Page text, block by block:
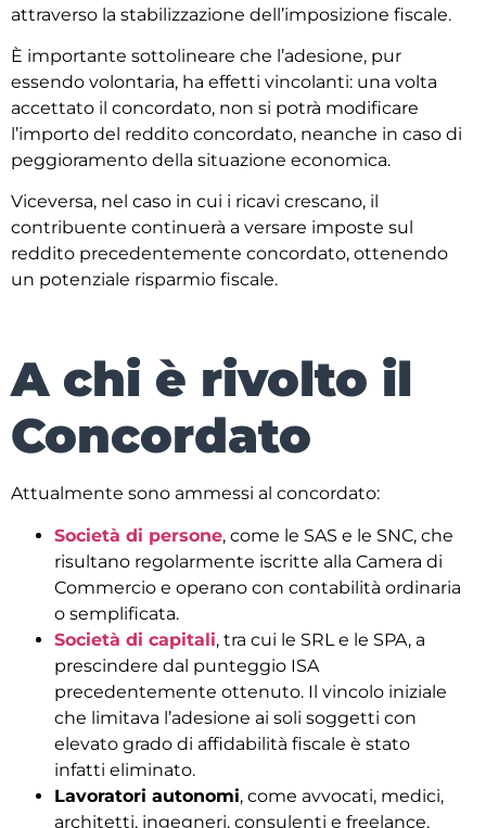
attraverso la stabilizzazione dell’imposizione fiscale.
È importante sottolineare che l’adesione, pur
essendo volontaria, ha effetti vincolanti: una volta
accettato il concordato, non si potrà modificare
l’importo del reddito concordato, neanche in caso di
peggioramento della situazione economica.
Viceversa, nel caso in cui i ricavi crescano, il
contribuente continuerà a versare imposte sul
reddito precedentemente concordato, ottenendo
un potenziale risparmio fiscale.
A chi è rivolto il
Concordato
Attualmente sono ammessi al concordato:
Società di persone, come le SAS e le SNC, che
risultano regolarmente iscritte alla Camera di
Commercio e operano con contabilità ordinaria
o semplificata.
Società di capitali, tra cui le SRL e le SPA, a
prescindere dal punteggio ISA
precedentemente ottenuto. Il vincolo iniziale
che limitava l’adesione ai soli soggetti con
elevato grado di affidabilità fiscale è stato
infatti eliminato.
Lavoratori autonomi, come avvocati, medici,
architetti, ingegneri, consulenti e freelance,